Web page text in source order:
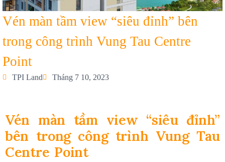
Vén màn tầm view “siêu đỉnh” bên
trong công trình Vung Tau Centre
Point
TPI Land Tháng 7 10, 2023
Vén màn tầm view “siêu đỉnh”
bên trong công trình Vung Tau
Centre Point